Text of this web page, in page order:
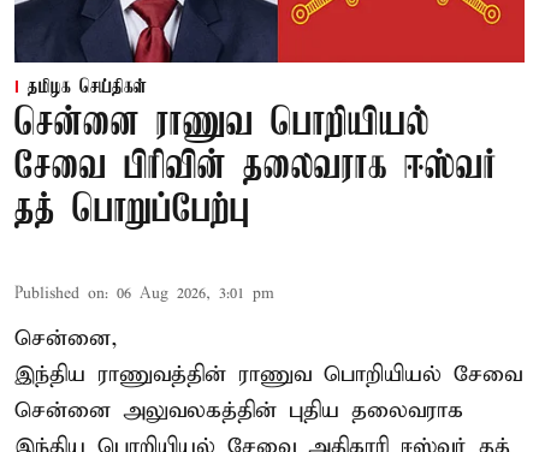
தமிழக செய்திகள்
சென்னை ராணுவ பொறியியல்
சேவை பிரிவின் தலைவராக ஈஸ்வர்
தத் பொறுப்பேற்பு
Published on: 06 Aug 2026, 3:01 pm
சென்னை,
இந்திய ராணுவத்தின் ராணுவ பொறியியல் சேவை
சென்னை அலுவலகத்தின் புதிய தலைவராக
இந்திய பொறியியல் சேவை அதிகாரி ஈஸ்வர் தத்